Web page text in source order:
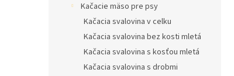
Kačacie mäso pre psy
Kačacia svalovina v celku
Kačacia svalovina bez kosti mletá
Kačacia svalovina s kosťou mletá
Kačacia svalovina s drobmi